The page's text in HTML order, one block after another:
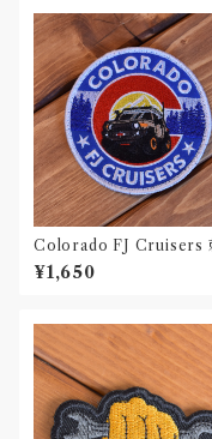
Colorado FJ Cruisers 刺繍
ワッペン Patch
¥1,650